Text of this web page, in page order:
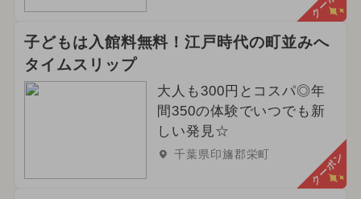
子どもは入館料無料！江戸時代の町並みへ
タイムスリップ
大人も300円とコスパ◎年
間350の体験でいつでも新
しい発見☆
千葉県印旛郡栄町 クーポン